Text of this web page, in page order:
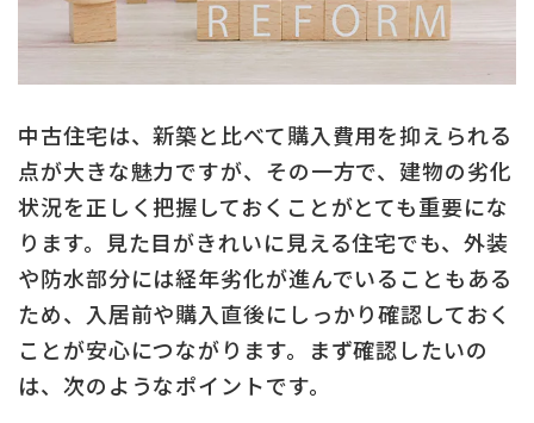
中古住宅は、新築と比べて購入費用を抑えられる
点が大きな魅力ですが、その一方で、建物の劣化
状況を正しく把握しておくことがとても重要にな
ります。見た目がきれいに見える住宅でも、外装
や防水部分には経年劣化が進んでいることもある
ため、入居前や購入直後にしっかり確認しておく
ことが安心につながります。まず確認したいの
は、次のようなポイントです。